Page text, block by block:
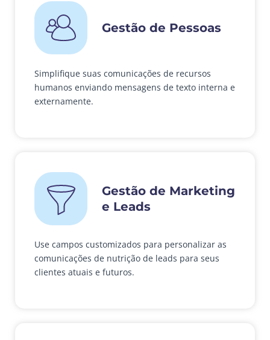
Gestão de Pessoas
Simplifique suas comunicações de recursos
humanos enviando mensagens de texto interna e
externamente.
Gestão de Marketing
e Leads
Use campos customizados para personalizar as
comunicações de nutrição de leads para seus
clientes atuais e futuros.